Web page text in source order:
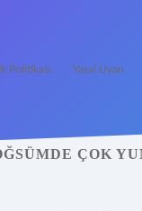
Politikası Yasal Uyarı
ÇOK